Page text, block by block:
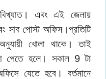
বিখ্যাত। এবং এই জেলায়
সাব পোস্ট অফিস।প্রতিটি
খোলা থাকে। তাই
পেতে হলে। সকাল 9 টা
যেতে হবে। বর্তমানে